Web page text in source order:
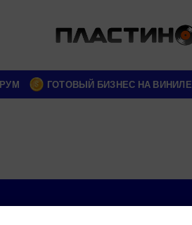
ГОТОВЫЙ БИЗНЕС НА ВИНИЛЕ